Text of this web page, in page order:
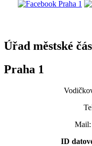
Úřad městské
Praha 1
Mail:
ID